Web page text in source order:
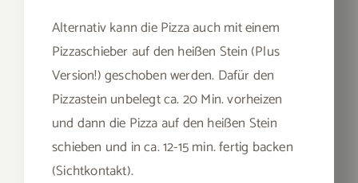
Alternativ kann die Pizza auch mit einem
Pizzaschieber auf den heißen Stein (Plus
Version!) geschoben werden. Dafür den
Pizzastein unbelegt ca. 20 Min. vorheizen
und dann die Pizza auf den heißen Stein
schieben und in ca. 12-15 min. fertig backen
(Sichtkontakt).